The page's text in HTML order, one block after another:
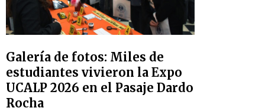
Galería de fotos: Miles de
estudiantes vivieron la Expo
UCALP 2026 en el Pasaje Dardo
Rocha